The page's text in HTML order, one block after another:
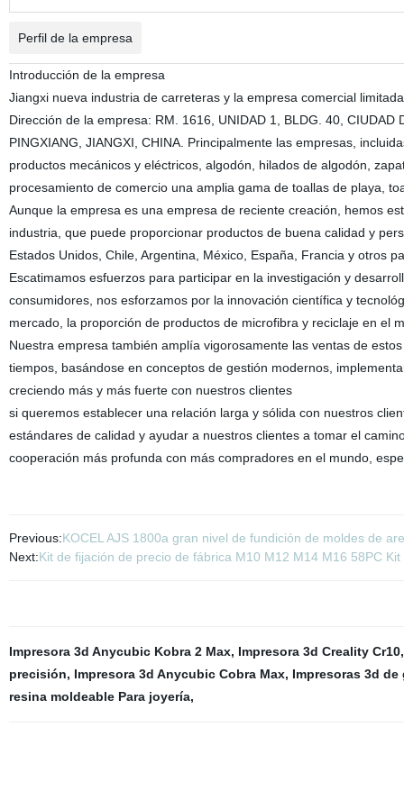
Perfil de la empresa
Introducción de la empresa
Jiangxi nueva industria de carreteras y la empresa comercial
Dirección de la empresa: RM. 1616, UNIDAD 1, BLDG. 40, CIUDAD
PINGXIANG, JIANGXI, CHINA. Principalmente las empresas,
productos mecánicos y eléctricos, algodón, hilados de algodón,
procesamiento de comercio una amplia gama de toallas de playa,
Aunque la empresa es una empresa de reciente creación, hemos
industria, que puede proporcionar productos de buena calidad y
Estados Unidos, Chile, Argentina, México, España, Francia y otros
Escatimamos esfuerzos para participar en la investigación y
consumidores, nos esforzamos por la innovación científica y
mercado, la proporción de productos de microfibra y reciclaje en el
Nuestra empresa también amplía vigorosamente las ventas de
tiempos, basándose en conceptos de gestión modernos,
creciendo más y más fuerte con nuestros clientes
si queremos establecer una relación larga y sólida con nuestros
estándares de calidad y ayudar a nuestros clientes a tomar el
cooperación más profunda con más compradores en el mundo,
Previous:KOCEL AJS 1800a gran nivel de fundición de moldes de
Next:Kit de fijación de precio de fábrica M10 M12 M14 M16 58PC
Impresora 3d Anycubic Kobra 2 Max, Impresora 3d Creality Cr10
precisión, Impresora 3d Anycubic Cobra Max, Impresoras 3d de
resina moldeable Para joyería,